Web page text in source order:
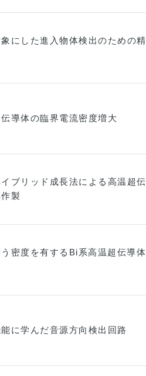
にした進入物体検出のための精
導体の臨界電流密度増大
ブリッド成長法による高温超伝
製
密度を有するBi系高温超伝導体
に学んだ音源方向検出回路